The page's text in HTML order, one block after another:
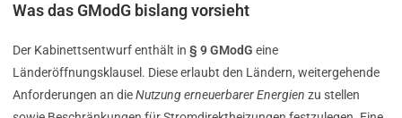
Was das GModG bislang vorsieht
Der Kabinettsentwurf enthält in § 9 GModG eine
Länderöffnungsklausel. Diese erlaubt den Ländern, weitergehende
Anforderungen an dieNutzung erneuerbarer Energien zu stellen